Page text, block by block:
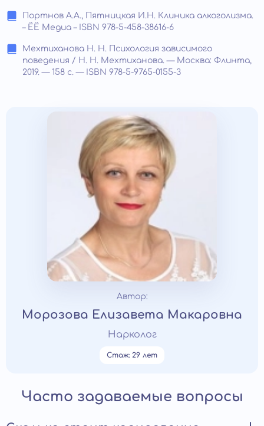
Портнов А.А., Пятницкая И.Н. Клиника алкоголизма.
– ЁЁ Медиа – ISBN 978-5-458-38616-6
Мехтиханова Н. Н. Психология зависимого
поведения / Н. Н. Мехтиханова. — Москва: Флинта,
2019. — 158 с. — ISBN 978-5-9765-0155-3
Автор:
Морозова Елизавета Макаровна
Нарколог
Стаж: 29 лет
Часто задаваемые вопросы